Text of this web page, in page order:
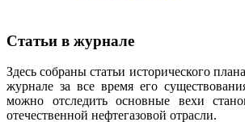
Статьи в журнале
Здесь собраны статьи исторического
журнале за все время его
можно отследить основные вехи
отечественной нефтегазовой отрасли.